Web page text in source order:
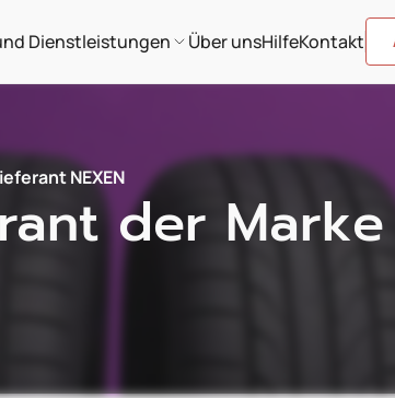
Dienstleistungen Über unsHilfeKontakt
NEXEN
der Marke